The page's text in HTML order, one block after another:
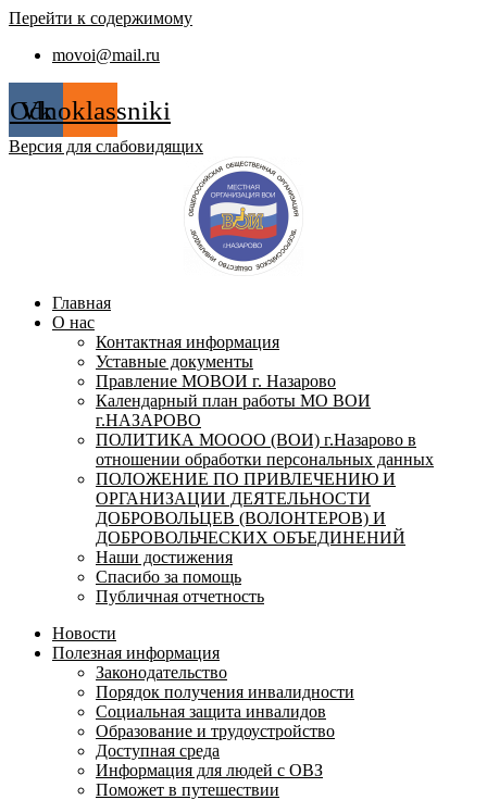
Перейти к содержимому
movoi@mail.ru
Vk
Odnoklassniki
Версия для слабовидящих
Главная
О нас
Контактная информация
Уставные документы
Правление МОВОИ г. Назарово
Календарный план работы МО ВОИ
г.НАЗАРОВО
ПОЛИТИКА МОООО (ВОИ) г.Назарово в
отношении обработки персональных данных
ПОЛОЖЕНИЕ ПО ПРИВЛЕЧЕНИЮ И
ОРГАНИЗАЦИИ ДЕЯТЕЛЬНОСТИ
ДОБРОВОЛЬЦЕВ (ВОЛОНТЕРОВ) И
ДОБРОВОЛЬЧЕСКИХ ОБЪЕДИНЕНИЙ
Наши достижения
Спасибо за помощь
Публичная отчетность
Новости
Полезная информация
Законодательство
Порядок получения инвалидности
Социальная защита инвалидов
Образование и трудоустройство
Доступная среда
Информация для людей с ОВЗ
Поможет в путешествии